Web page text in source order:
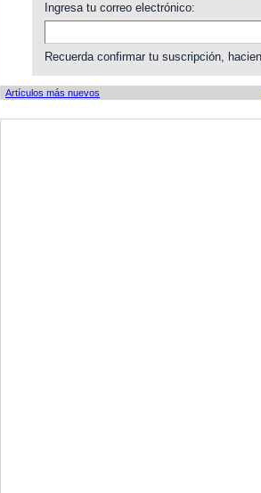
Ingresa tu correo electrónico:
Recuerda confirmar tu suscripción,
Artículos más nuevos